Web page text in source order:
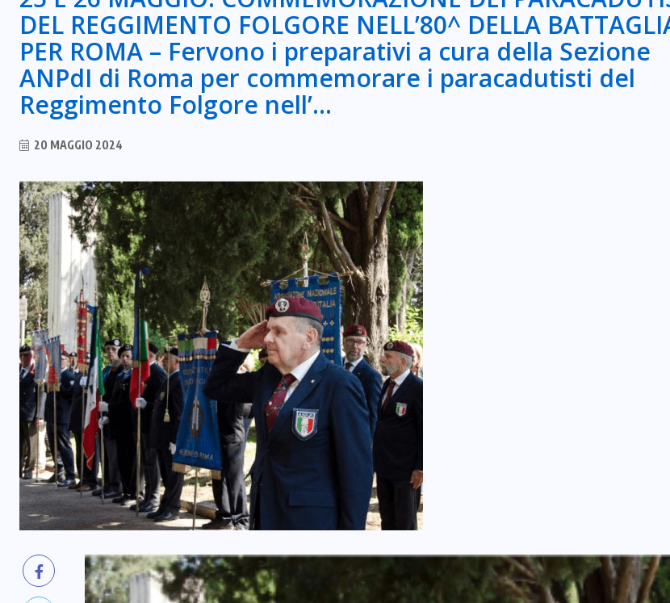
DEL REGGIMENTO FOLGORE NELL’80^ DELLA
PER ROMA – Fervono i preparativi a cura della Sezione
ANPdI di Roma per commemorare i paracadutisti del
Reggimento Folgore nell’…
20 MAGGIO 2024